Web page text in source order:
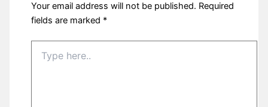
Your email address will not be published. Required
fields are marked *
here..